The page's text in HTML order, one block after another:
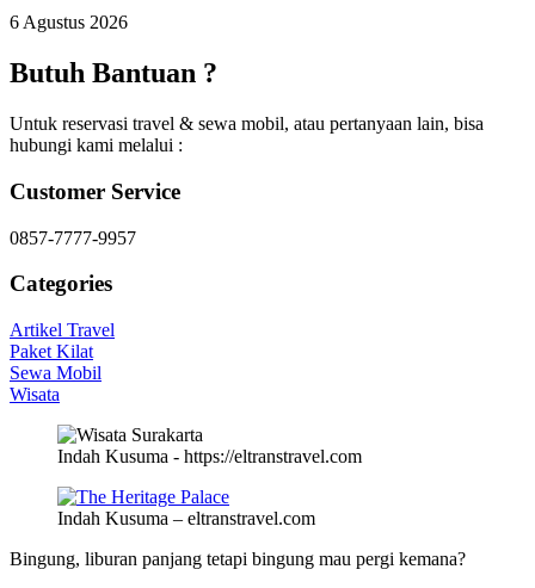
6 Agustus 2026
Butuh Bantuan ?
Untuk reservasi travel & sewa mobil, atau pertanyaan lain, bisa
hubungi kami melalui :
Customer Service
0857-7777-9957
Categories
Artikel Travel
Paket Kilat
Sewa Mobil
Wisata
Indah Kusuma - https://eltranstravel.com
Indah Kusuma – eltranstravel.com
Bingung, liburan panjang tetapi bingung mau pergi kemana?